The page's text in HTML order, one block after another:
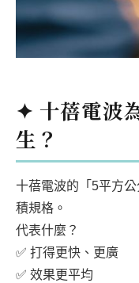
✦ 十蓓電波
生？
十蓓電波的「5平方
積規格。
代表什麼？
✅ 打得更快、更廣
✅ 效果更平均